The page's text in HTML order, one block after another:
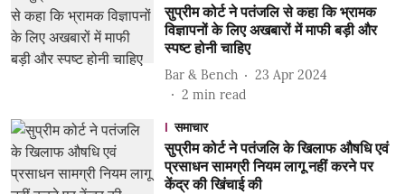
सुप्रीम कोर्ट ने पतंजलि से कहा कि भ्रामक
विज्ञापनों के लिए अखबारों में माफी बड़ी और
स्पष्ट होनी चाहिए
Bar & Bench
23 Apr 2024
2 min read
समाचार
सुप्रीम कोर्ट ने पतंजलि के खिलाफ औषधि एवं
प्रसाधन सामग्री नियम लागू नहीं करने पर
केंद्र की खिंचाई की